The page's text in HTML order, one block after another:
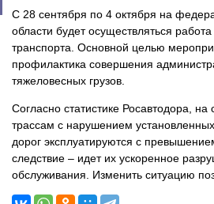
С 28 сентября по 4 октября на
области будет осуществляться
транспорта. Основной целью
профилактика совершения
тяжеловесных грузов.
Согласно статистике Росавтодора,
трассам с нарушением
дорог эксплуатируются с
следствие – идет их ускоренное
обслуживания. Изменить ситуацию